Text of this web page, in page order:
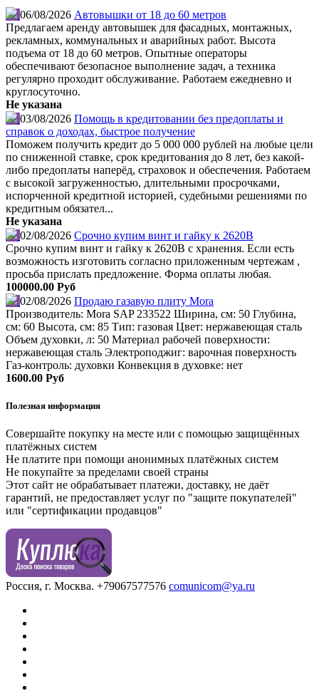
06/08/2026 Автовышки от 18 до 60 метров
Предлагаем аренду автовышек для фасадных, монтажных,
рекламных, коммунальных и аварийных работ. Высота
подъема от 18 до 60 метров. Опытные операторы
обеспечивают безопасное выполнение задач, а техника
регулярно проходит обслуживание. Работаем ежедневно и
круглосуточно.
Не указана
03/08/2026 Помощь в кредитовании без предоплаты и
справок о доходах, быстрое получение
Поможем получить кредит до 5 000 000 рублей на любые цели
по сниженной ставке, срок кредитования до 8 лет, без какой-
либо предоплаты наперёд, страховок и обеспечения. Работаем
с высокой загруженностью, длительными просрочками,
испорченной кредитной историей, судебными решениями по
кредитным обязател...
Не указана
02/08/2026 Срочно купим винт и гайку к 2620В
Срочно купим винт и гайку к 2620В с хранения. Если есть
возможность изготовить согласно приложенным чертежам ,
просьба прислать предложение. Форма оплаты любая.
100000.00 Руб
02/08/2026 Продаю газавую плиту Mora
Производитель: Mora SAP 233522 Ширина, см: 50 Глубина,
см: 60 Высота, см: 85 Тип: газовая Цвет: нержавеющая сталь
Объем духовки, л: 50 Материал рабочей поверхности:
нержавеющая сталь Электроподжиг: варочная поверхность
Газ-контроль: духовки Конвекция в духовке: нет
1600.00 Руб
Полезная информация
Совершайте покупку на месте или с помощью защищённых
платёжных систем
Не платите при помощи анонимных платёжных систем
Не покупайте за пределами своей страны
Этот сайт не обрабатывает платежи, доставку, не даёт
гарантий, не предоставляет услуг по "защите покупателей"
или "сертификации продавцов"
Россия, г. Москва. +79067577576 comunicom@ya.ru